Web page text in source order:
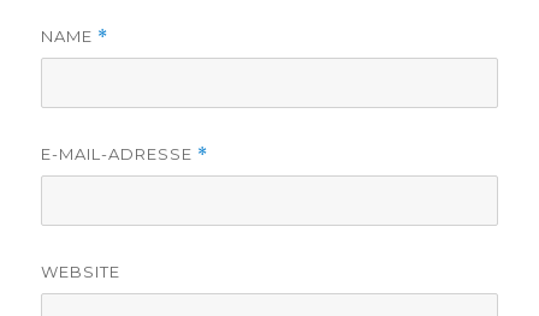
NAME *
E-MAIL-ADRESSE *
WEBSITE